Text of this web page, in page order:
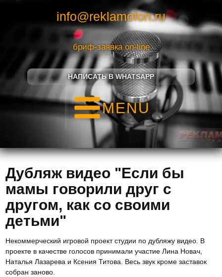
info@reklamofon.ru
бриф-заявка on-line
НАПИСАТЬ В WHATSAPP
MENU
Дубляж видео "Если бы
мамы говорили друг с
другом, как со своими
детьми"
Некоммерческий игровой проект студии по дубляжу видео. В
проекте в качестве голосов принимали участие Лина Новач,
Наталья Лазарева и Ксения Титова. Весь звук кроме заставок
собран заново.